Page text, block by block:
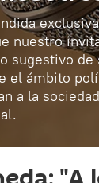
nuestro
sugestivo de
el ámbito
a la